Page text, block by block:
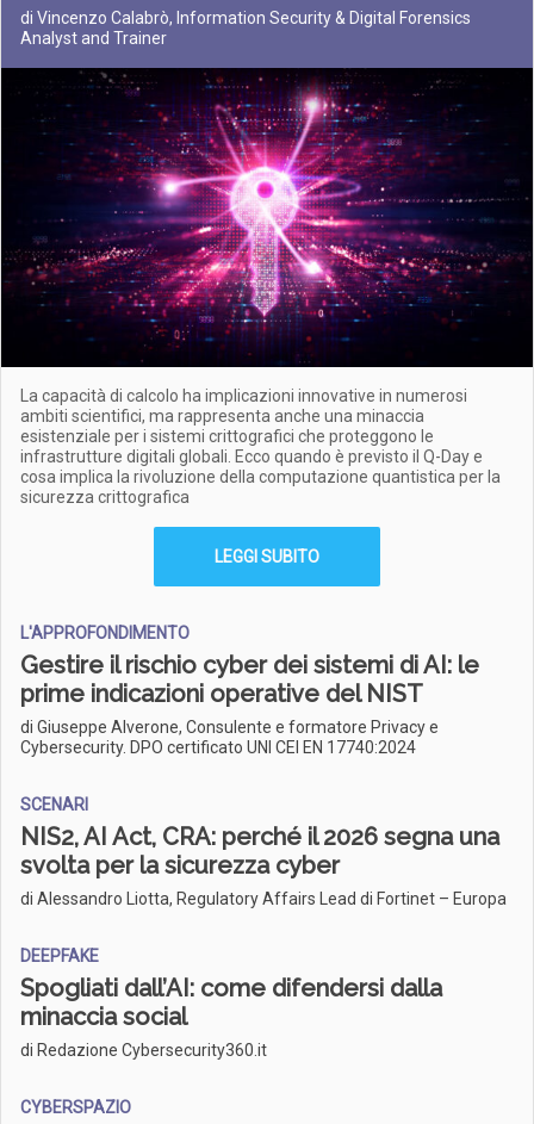
di Vincenzo Calabrò, Information Security & Digital Forensics
Analyst and Trainer
La capacità di calcolo ha implicazioni innovative in numerosi
ambiti scientifici, ma rappresenta anche una minaccia
esistenziale per i sistemi crittografici che proteggono le
infrastrutture digitali globali. Ecco quando è previsto il Q-Day e
cosa implica la rivoluzione della computazione quantistica per la
sicurezza crittografica
LEGGI SUBITO
L'APPROFONDIMENTO
Gestire il rischio cyber dei sistemi di AI: le
prime indicazioni operative del NIST
di Giuseppe Alverone, Consulente e formatore Privacy e
Cybersecurity. DPO certificato UNI CEI EN 17740:2024
SCENARI
NIS2, AI Act, CRA: perché il 2026 segna una
svolta per la sicurezza cyber
di Alessandro Liotta, Regulatory Affairs Lead di Fortinet – Europa
DEEPFAKE
Spogliati dall’AI: come difendersi dalla
minaccia social
di Redazione Cybersecurity360.it
CYBERSPAZIO